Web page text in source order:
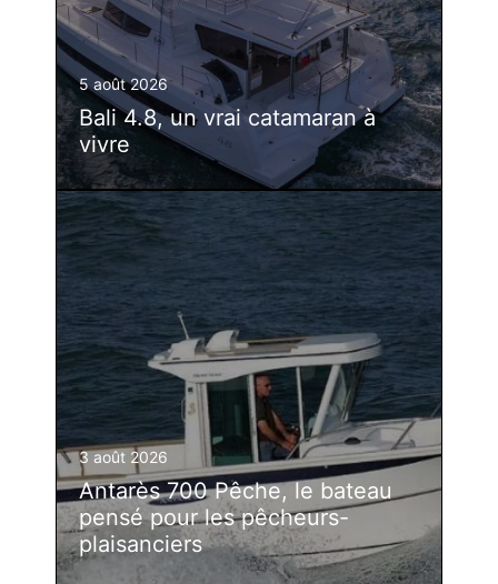
5 août 2026
Bali 4.8, un vrai catamaran à
vivre
3 août 2026
Antarès 700 Pêche, le bateau
pensé pour les pêcheurs-
plaisanciers